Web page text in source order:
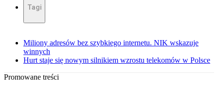
Tagi
Miliony adresów bez szybkiego internetu. NIK wskazuje
winnych
Hurt staje się nowym silnikiem wzrostu telekomów w Polsce
Promowane treści